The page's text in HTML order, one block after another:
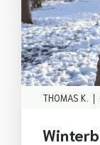
THOMAS K. |